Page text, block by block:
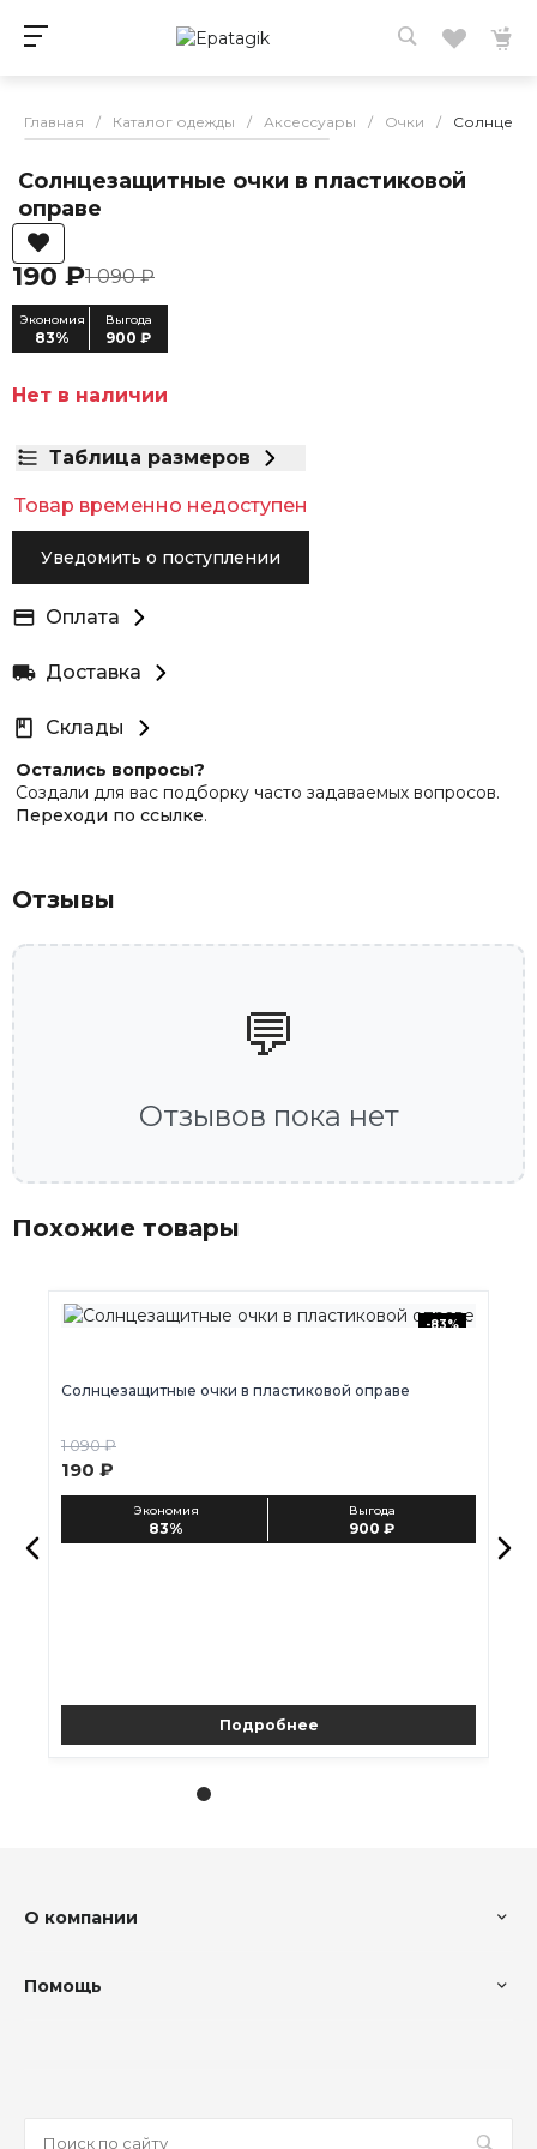
Главная / Каталог одежды / Аксессуары / Очки /
Солнцезащитные очки в пластиковой
оправе
190 ₽1 090 ₽
Экономия
83%
Выгода
900 ₽
Нет в наличии
Таблица размеров
Товар временно недоступен
Уведомить о поступлении
Оплата
Доставка
Склады
Остались вопросы?
Создали для вас подборку часто задаваемых вопросов.
Переходи по ссылке.
Отзывы
💬
Отзывов пока нет
Похожие товары
-83%
Солнцезащитные очки в пластиковой оправе
1 090 ₽
190 ₽
Экономия
83%
Выгода
900 ₽
Подробнее
О компании
Помощь